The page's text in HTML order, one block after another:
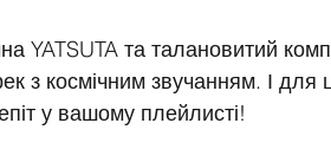
YATSUTA та талановитий
з космічним звучанням. І
у вашому плейлисті!